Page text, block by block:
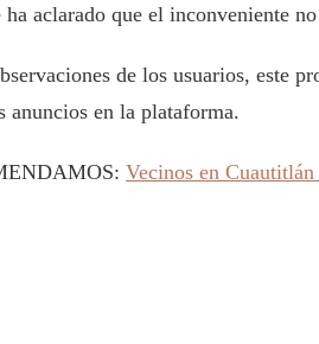
ha aclarado que el inconveniente
de los usuarios, este
anuncios en la plataforma.
Vecinos en